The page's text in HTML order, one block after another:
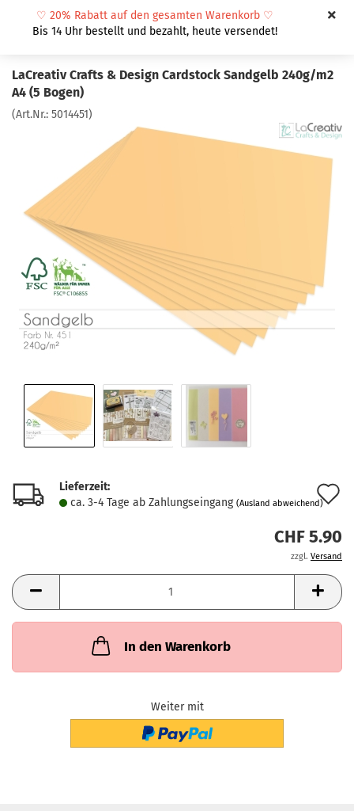
♡ 20% Rabatt auf den gesamten Warenkorb ♡
Bis 14 Uhr bestellt und bezahlt, heute versendet!
LaCreativ Crafts & Design Cardstock Sandgelb 240g/m2
A4 (5 Bogen)
(Art.Nr.: 5014451)
Lieferzeit:
ca. 3-4 Tage ab Zahlungseingang (Ausland abweichend)
CHF 5.90
zzgl. Versand
In den Warenkorb
Weiter mit